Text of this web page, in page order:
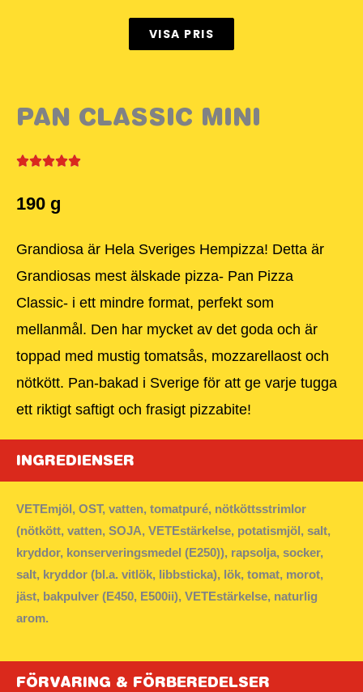
VISA PRIS
PAN CLASSIC MINI
190 g
Grandiosa är Hela Sveriges Hempizza! Detta är
Grandiosas mest älskade pizza- Pan Pizza
Classic- i ett mindre format, perfekt som
mellanmål. Den har mycket av det goda och är
toppad med mustig tomatsås, mozzarellaost och
nötkött. Pan-bakad i Sverige för att ge varje tugga
ett riktigt saftigt och frasigt pizzabite!
INGREDIENSER
VETEmjöl, OST, vatten, tomatpuré, nötköttsstrimlor
(nötkött, vatten, SOJA, VETEstärkelse, potatismjöl, salt,
kryddor, konserveringsmedel (E250)), rapsolja, socker,
salt, kryddor (bl.a. vitlök, libbsticka), lök, tomat, morot,
jäst, bakpulver (E450, E500ii), VETEstärkelse, naturlig
arom.
FÖRVARING & FÖRBEREDELSER